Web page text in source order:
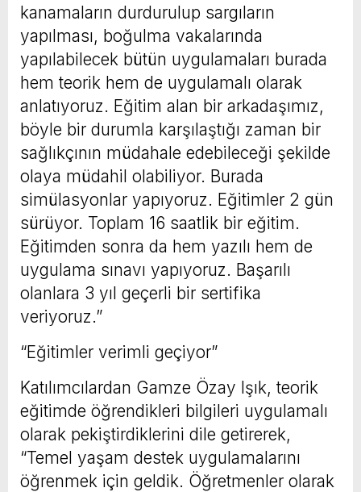
kanamaların durdurulup sargıların
yapılması, boğulma vakalarında
yapılabilecek bütün uygulamaları burada
hem teorik hem de uygulamalı olarak
anlatıyoruz. Eğitim alan bir arkadaşımız,
böyle bir durumla karşılaştığı zaman bir
sağlıkçının müdahale edebileceği şekilde
olaya müdahil olabiliyor. Burada
simülasyonlar yapıyoruz. Eğitimler 2 gün
sürüyor. Toplam 16 saatlik bir eğitim.
Eğitimden sonra da hem yazılı hem de
uygulama sınavı yapıyoruz. Başarılı
olanlara 3 yıl geçerli bir sertifika
veriyoruz.”
“Eğitimler verimli geçiyor”
Katılımcılardan Gamze Özay Işık, teorik
eğitimde öğrendikleri bilgileri uygulamalı
olarak pekiştirdiklerini dile getirerek,
“Temel yaşam destek uygulamalarını
öğrenmek için geldik. Öğretmenler olarak